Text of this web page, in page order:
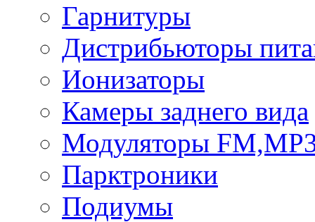
Гарнитуры
Дистрибьюторы
Ионизаторы
Камеры заднего вида
Модуляторы
Парктроники
Подиумы